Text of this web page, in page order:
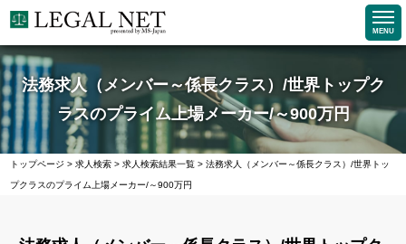
MENU
法務求人（メンバー～係長クラス）/世界トップク
ラスのプライム上場メーカー/～900万円
トップページ >求人検索 >求人検索結果一覧 >法務求人（メンバー～係長クラス）/世界トッ
プクラスのプライム上場メーカー/～900万円